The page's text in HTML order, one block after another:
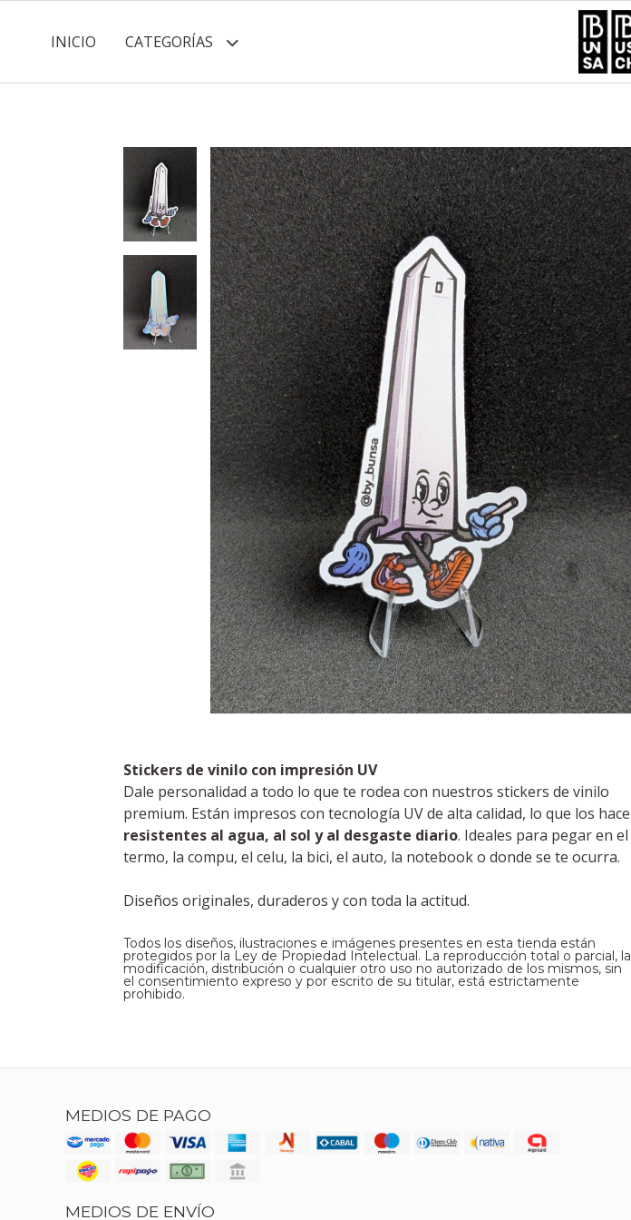
INICIO CATEGORÍAS
Stickers de vinilo con impresión UV
Dale personalidad a todo lo que te rodea con nuestros stickers de vinilo
premium. Están impresos con tecnología UV de alta calidad, lo que los hace
resistentes al agua, al sol y al desgaste diario. Ideales para pegar en el
termo, la compu, el celu, la bici, el auto, la notebook o donde se te ocurra.
Diseños originales, duraderos y con toda la actitud.
Todos los diseños, ilustraciones e imágenes presentes en esta tienda están
protegidos por la Ley de Propiedad Intelectual. La reproducción total o parcial, la
modificación, distribución o cualquier otro uso no autorizado de los mismos, sin
el consentimiento expreso y por escrito de su titular, está estrictamente
prohibido.
MEDIOS DE PAGO
MEDIOS DE ENVÍO